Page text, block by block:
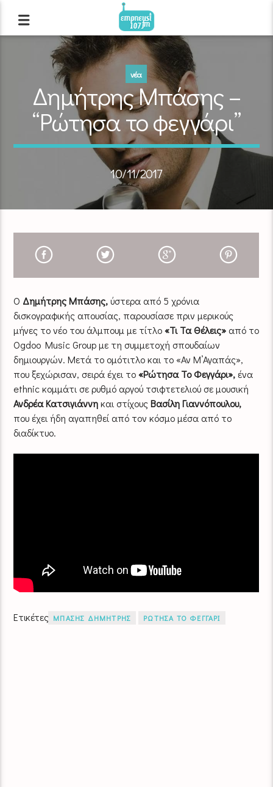
νέα
Δημήτρης Μπάσης –
“Ρώτησα το φεγγάρι”
10/11/2017
Ο Δημήτρης Μπάσης,ύστερα από 5 χρόνια
δισκογραφικής απουσίας, παρουσίασε πριν μερικούς
μήνες το νέο του άλμπουμ με τίτλο«Τι Τα Θέλεις» από το
Ogdoo Music Group με τη συμμετοχή σπουδαίων
δημιουργών. Μετά το ομότιτλο και το «Αν Μ’Αγαπάς»,
που ξεχώρισαν, σειρά έχει το«Ρώτησα Το Φεγγάρι»,ένα
ethnic κομμάτι σε ρυθμό αργού τσιφτετελιού σε μουσική
Ανδρέα Κατσιγιάννηκαι στίχουςΒασίλη Γιαννόπουλου,
που έχει ήδη αγαπηθεί από τον κόσμο μέσα από το
διαδίκτυο.
Ετικέτες ΜΠΑΣΗΣ ΔΗΜΗΤΡΗΣ ΡΩΤΗΣΑ ΤΟ ΦΕΓΓΑΡΙ